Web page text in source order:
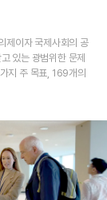
제이자 국제사회의 공
있는 광범위한 문제
지 주 목표, 169개의